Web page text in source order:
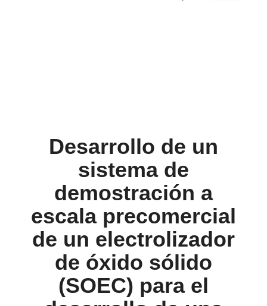
Desarrollo de un
sistema de
demostración a
escala precomercial
de un electrolizador
de óxido sólido
(SOEC) para el